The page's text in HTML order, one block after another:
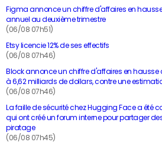
Figma annonce un chiffre d'affaires en
annuel au deuxième trimestre
(06/08 07h51)
Etsy licencie 12% de ses effectifs
(06/08 07h46)
Block annonce un chiffre d'affaires en hausse
à 6,62 milliards de dollars, contre une
(06/08 07h46)
La faille de sécurité chez Hugging Face a été
qui ont créé un forum interne pour partager
piratage
(06/08 07h45)